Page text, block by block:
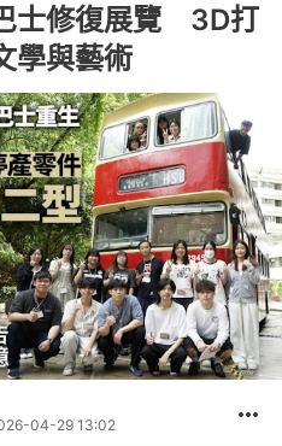
士修復展覽 3D打
學與藝術
04-29 13:02